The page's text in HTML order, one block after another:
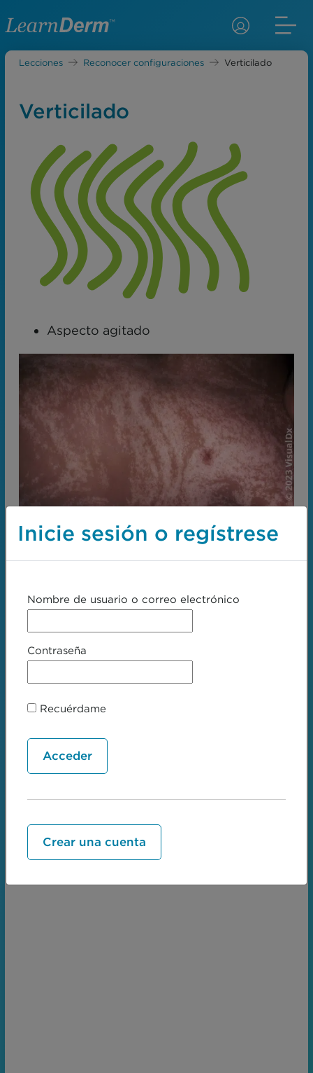
Lecciones Reconocer configuraciones Verticilado
Verticilado
Aspecto agitado
←
Next lesson:Variación
Inicie sesión o regístrese
Nombre de usuario o correo electrónico
Contraseña
Recuérdame
Crear una cuenta